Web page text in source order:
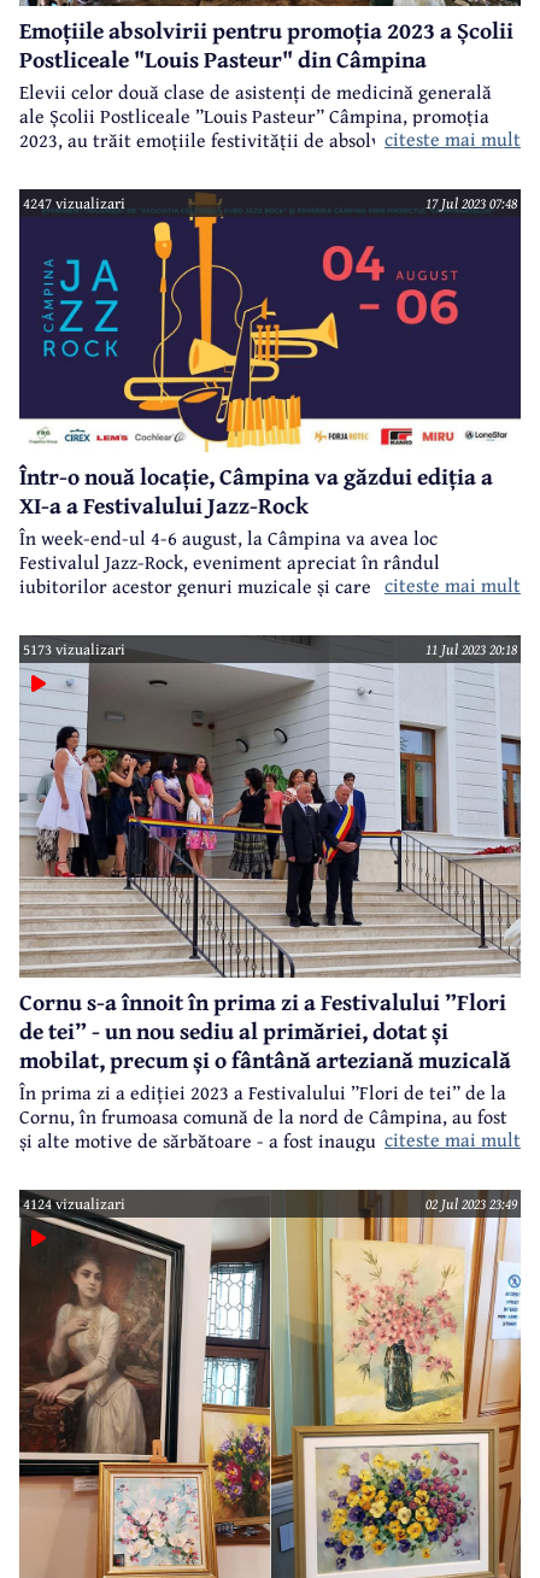
Emoțiile absolvirii pentru promoția 2023 a Școlii
Postliceale "Louis Pasteur" din Câmpina
Elevii celor două clase de asistenți de medicină generală
ale Școlii Postliceale ”Louis Pasteur” Câmpina, promoția
2023, au trăit emoțiile festivității de absolvire, eveniment
Au absolvit 51 de elevi ai celor două clase, la care diriginți
au fost Gabriela Grozea și Romulus Pietriceanu - directorul
Școlii "Lous Pasteur".
citeste mai mult
4247 vizualizari 17 Jul 2023 07:48
Într-o nouă locație, Câmpina va găzdui ediția a
XI-a a Festivalului Jazz-Rock
În week-end-ul 4-6 august, la Câmpina va avea loc
Festivalul Jazz-Rock, eveniment apreciat în rândul
iubitorilor acestor genuri muzicale și care a ajuns la a XI-a
locația, festivalul având loc în acest an în parcul de pe
Strada Oituz, fostul parc Mițu-Chițu.
citeste mai mult
5173 vizualizari 11 Jul 2023 20:18
Cornu s-a înnoit în prima zi a Festivalului ”Flori
de tei” - un nou sediu al primăriei, dotat și
mobilat, precum și o fântână arteziană muzicală
În prima zi a ediției 2023 a Festivalului ”Flori de tei” de la
Cornu, în frumoasa comună de la nord de Câmpina, au fost
și alte motive de sărbătoare - a fost inaugurat noul sediu al
și o superbă fântână arteziană muzicală.
citeste mai mult
4124 vizualizari 02 Jul 2023 23:49